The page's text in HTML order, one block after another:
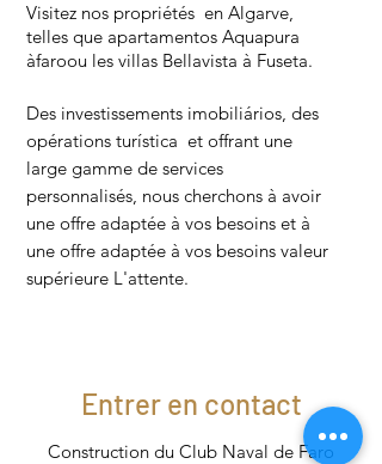
Visitez nos propriétés en Algarve,
telles que apartamentos Aquapura
àfaroou les villas Bellavista à Fuseta.
Des investissements imobiliários, des
opérations turística et offrant une
large gamme de services
personnalisés, nous cherchons à avoir
une offre adaptée à vos besoins et à
une offre adaptée à vos besoins valeur
supérieure L'attente.
Entrer en contact
Construction du Club Naval de Faro